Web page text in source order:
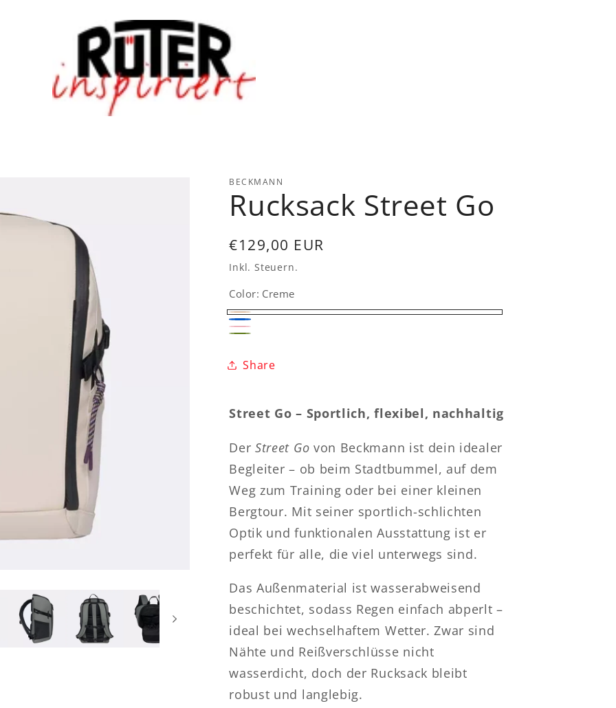
BECKMANN
Rucksack Street Go
Normaler
Preis
€129,00 EUR
Inkl. Steuern.
Color: Creme
Creme
Blue
Pink
Green
Share
Street Go – Sportlich, flexibel, nachhaltig
DerStreet Go von Beckmann ist dein idealer
Begleiter – ob beim Stadtbummel, auf dem
Weg zum Training oder bei einer kleinen
Bergtour. Mit seiner sportlich-schlichten
Optik und funktionalen Ausstattung ist er
perfekt für alle, die viel unterwegs sind.
Das Außenmaterial ist wasserabweisend
beschichtet, sodass Regen einfach abperlt –
ideal bei wechselhaftem Wetter. Zwar sind
Nähte und Reißverschlüsse nicht
wasserdicht, doch der Rucksack bleibt
robust und langlebig.